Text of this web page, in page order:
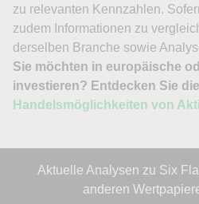
zu relevanten Kennzahlen.
zudem Informationen zu
derselben Branche sowie
Sie möchten in europäische
investieren? Entdecken Sie
Handelsmöglichkeiten von
Aktuelle Analysen zu Six
anderen